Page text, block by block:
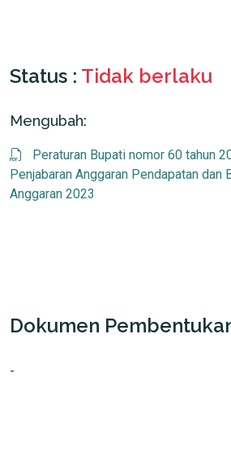
Status : Tidak berlaku
Mengubah:
Peraturan Bupati nomor 60 tahun
Penjabaran Anggaran Pendapatan dan
Anggaran 2023
Dokumen
-